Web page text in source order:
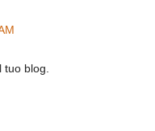
blog.